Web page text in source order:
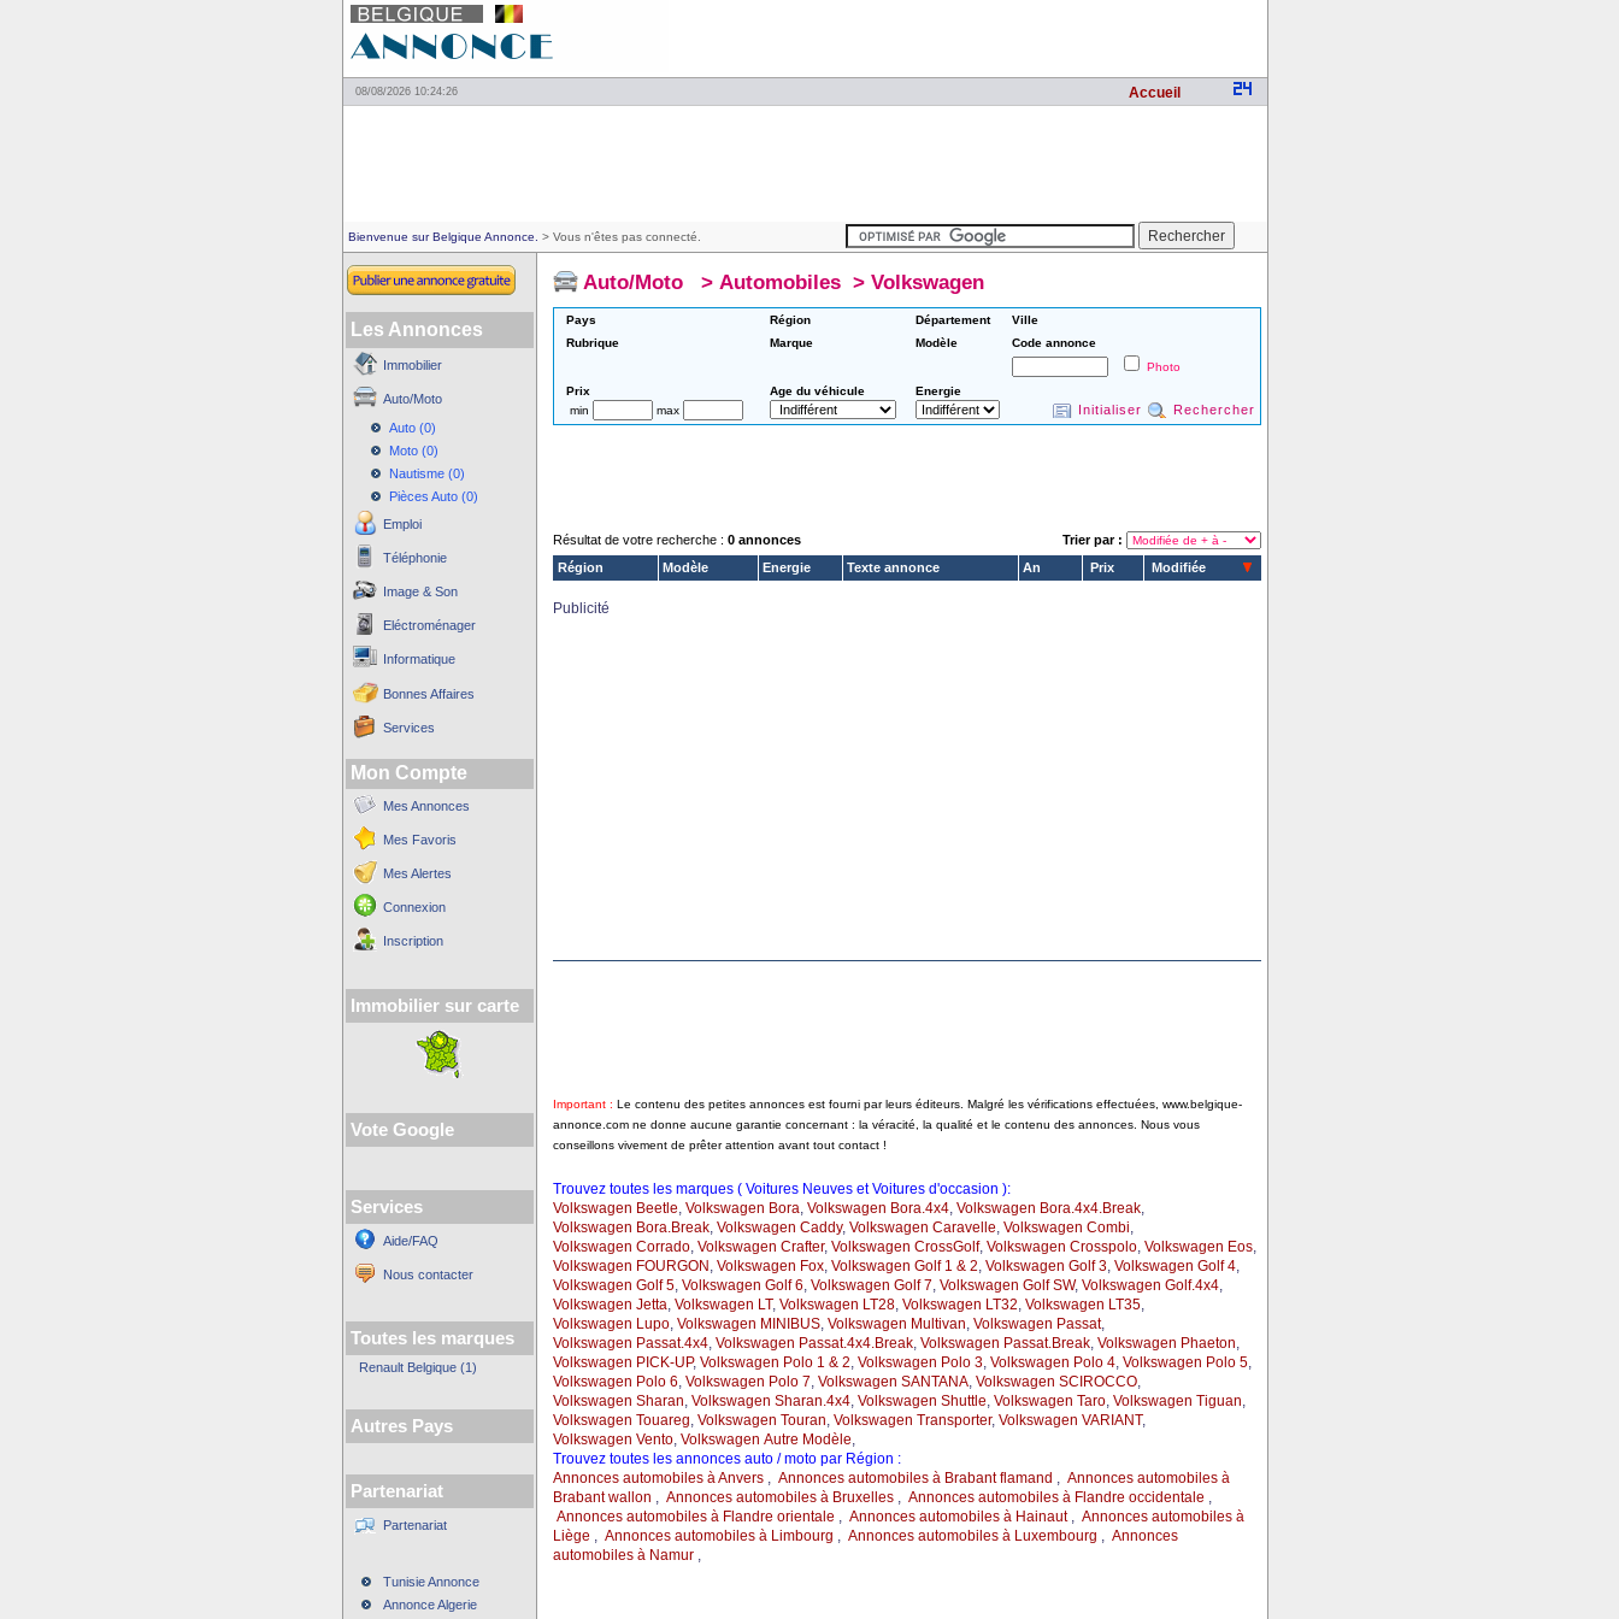
08/08/2026 10:24:26 Accueil
Bienvenue sur Belgique Annonce. > Vous n'êtes pas connecté.
Les Annonces
Immobilier
Auto/Moto
Auto (0)
Moto (0)
Nautisme (0)
Pièces Auto (0)
Emploi
Téléphonie
Image & Son
Eléctroménager
Informatique
Bonnes Affaires
Services
Mon Compte
Mes Annonces
Mes Favoris
Mes Alertes
Connexion
Inscription
Immobilier sur carte
Vote Google
Services
Aide/FAQ
Nous contacter
Toutes les marques
Renault Belgique (1)
Autres Pays
Partenariat
Partenariat
Tunisie Annonce
Annonce Algerie
Auto/Moto > Automobiles> Volkswagen
Pays Région Département
Ville
Rubrique
Marque Modèle
Code annonce
Photo
Prix
Age du véhicule
Energie
min
max Initialiser Rechercher
Résultat de votre recherche : 0 annonces
Trier par :
Région
Modèle Energie Texte annonce An Prix Modifiée
Publicité
Important : Le contenu des petites annonces est fourni par leurs éditeurs. Malgré les vérifications effectuées, www.belgique-
annonce.com ne donne aucune garantie concernant : la véracité, la qualité et le contenu des annonces. Nous vous
conseillons vivement de prêter attention avant tout contact !
Trouvez toutes les marques ( Voitures Neuves et Voitures d'occasion ):
Volkswagen Beetle, Volkswagen Bora, Volkswagen Bora.4x4, Volkswagen Bora.4x4.Break,
Volkswagen Bora.Break, Volkswagen Caddy, Volkswagen Caravelle, Volkswagen Combi,
Volkswagen Corrado, Volkswagen Crafter, Volkswagen CrossGolf, Volkswagen Crosspolo, Volkswagen Eos,
Volkswagen FOURGON , Volkswagen Fox, Volkswagen Golf 1 & 2, Volkswagen Golf 3, Volkswagen Golf 4,
Volkswagen Golf 5, Volkswagen Golf 6, Volkswagen Golf 7, Volkswagen Golf SW, Volkswagen Golf.4x4,
Volkswagen Jetta, Volkswagen LT, Volkswagen LT28, Volkswagen LT32, Volkswagen LT35,
Volkswagen Lupo, Volkswagen MINIBUS, Volkswagen Multivan, Volkswagen Passat,
Volkswagen Passat.4x4, Volkswagen Passat.4x4.Break, Volkswagen Passat.Break, Volkswagen Phaeton,
Volkswagen PICK-UP, Volkswagen Polo 1 & 2, Volkswagen Polo 3, Volkswagen Polo 4, Volkswagen Polo 5,
Volkswagen Polo 6, Volkswagen Polo 7, Volkswagen SANTANA, Volkswagen SCIROCCO,
Volkswagen Sharan, Volkswagen Sharan.4x4, Volkswagen Shuttle, Volkswagen Taro, Volkswagen Tiguan,
Volkswagen Touareg, Volkswagen Touran, Volkswagen Transporter, Volkswagen VARIANT,
Volkswagen Vento, Volkswagen Autre Modèle,
Trouvez toutes les annonces auto / moto par Région :
Annonces automobiles à Anvers, Annonces automobiles à Brabant flamand , Annonces automobiles à
Brabant wallon , Annonces automobiles à Bruxelles, Annonces automobiles à Flandre occidentale ,
Annonces automobiles à Flandre orientale , Annonces automobiles à Hainaut, Annonces automobiles à
Liège , Annonces automobiles à Limbourg , Annonces automobiles à Luxembourg , Annonces
automobiles à Namur,